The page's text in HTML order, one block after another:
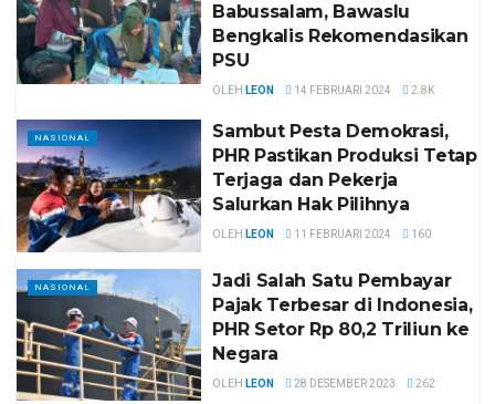
Babussalam, Bawaslu
Bengkalis Rekomendasikan
PSU
OLEH LEON 14 FEBRUARI 2024 2.8K
NASIONAL
Sambut Pesta Demokrasi,
PHR Pastikan Produksi Tetap
Terjaga dan Pekerja
Salurkan Hak Pilihnya
OLEH LEON 11 FEBRUARI 2024 160
NASIONAL
Jadi Salah Satu Pembayar
Pajak Terbesar di Indonesia,
PHR Setor Rp 80,2 Triliun ke
Negara
OLEH LEON 28 DESEMBER 2023 262